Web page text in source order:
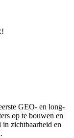
GEO- en long-
op te bouwen en
zichtbaarheid en